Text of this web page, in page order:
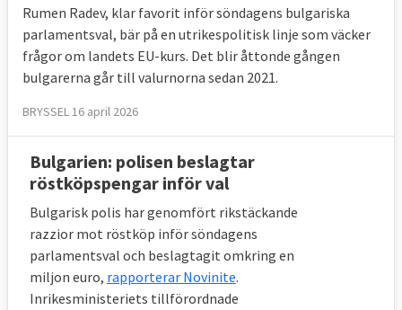
Rumen Radev, klar favorit inför söndagens bulgariska
parlamentsval, bär på en utrikespolitisk linje som väcker
frågor om landets EU-kurs. Det blir åttonde gången
bulgarerna går till valurnorna sedan 2021.
BRYSSEL 16 april 2026
Bulgarien: polisen beslagtar
röstköpspengar inför val
Bulgarisk polis har genomfört rikstäckande
razzior mot röstköp inför söndagens
parlamentsval och beslagtagit omkring en
miljon euro, rapporterar Novinite.
Inrikesministeriets tillförordnade